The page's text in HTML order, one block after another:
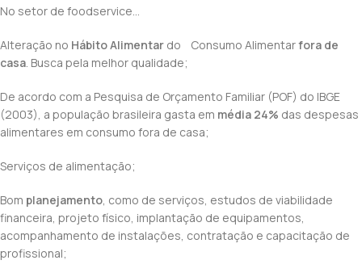
No setor de foodservice…
Alteração no Hábito Alimentar do Consumo Alimentarfora de
casa. Busca pela melhor qualidade;
De acordo com a Pesquisa de Orçamento Familiar (POF) do IBGE
(2003), a população brasileira gasta em média 24% das despesas
alimentares em consumo fora de casa;
Serviços de alimentação;
Bom planejamento, como de serviços, estudos de viabilidade
financeira, projeto físico, implantação de equipamentos,
acompanhamento de instalações, contratação e capacitação de
profissional;